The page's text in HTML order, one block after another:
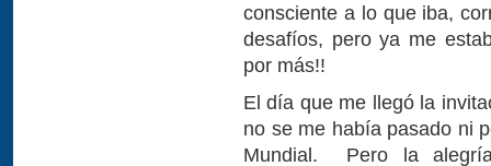
consciente a lo que iba,
desafíos, pero ya me
por más!!
El día que me llegó la
no se me había pasado ni
Mundial. Pero la